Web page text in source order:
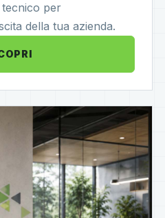
per
della tua azienda.